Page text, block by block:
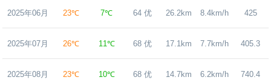
2025年06月 23℃ 7℃ 64 优 26.2km 8.4km/h 425
2025年07月 26℃ 11℃ 68 优 17.1km 7.7km/h 405.3
2025年08月 23℃ 10℃ 68 优 14.7km 6.2km/h 740.4